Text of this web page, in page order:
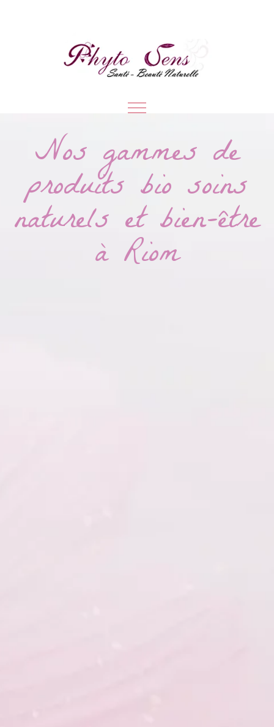
Nos gammes de
produits bio soins
naturels et bien-être
à Riom